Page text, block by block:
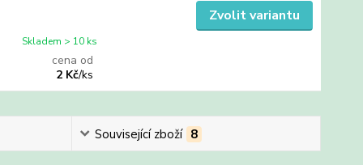
cena od
2 Kč/ks
Skladem > 10 ks
Zvolit variantu
Související zboží 8